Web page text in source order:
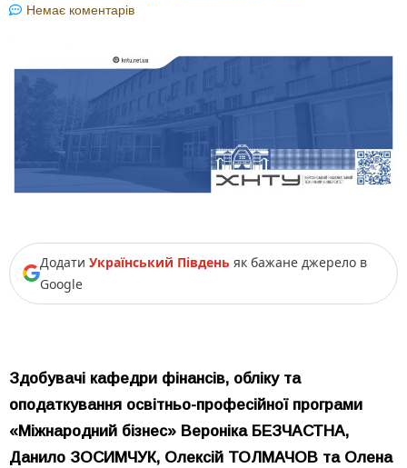
Немає коментарів
Додати Український Південь як бажане джерело в
Google
Здобувачі кафедри фінансів, обліку та
оподаткування освітньо-професійної програми
«Міжнародний бізнес» Вероніка БЕЗЧАСТНА,
Данило ЗОСИМЧУК, Олексій ТОЛМАЧОВ та Олена